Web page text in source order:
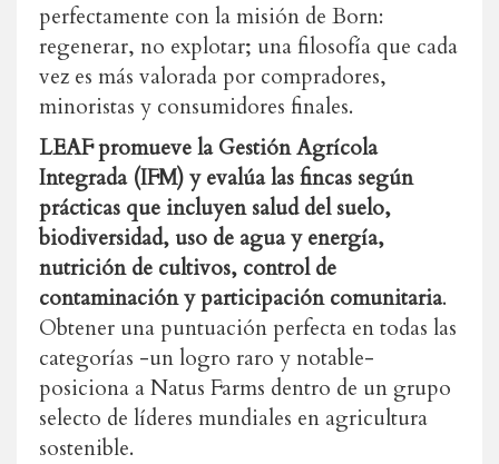
perfectamente con la misión de Born:
regenerar, no explotar; una filosofía que cada
vez es más valorada por compradores,
minoristas y consumidores finales.
LEAF promueve la Gestión Agrícola
Integrada (IFM) y evalúa las fincas según
prácticas que incluyen salud del suelo,
biodiversidad, uso de agua y energía,
nutrición de cultivos, control de
contaminación y participación comunitaria.
Obtener una puntuación perfecta en todas las
categorías -un logro raro y notable-
posiciona a Natus Farms dentro de un grupo
selecto de líderes mundiales en agricultura
sostenible.